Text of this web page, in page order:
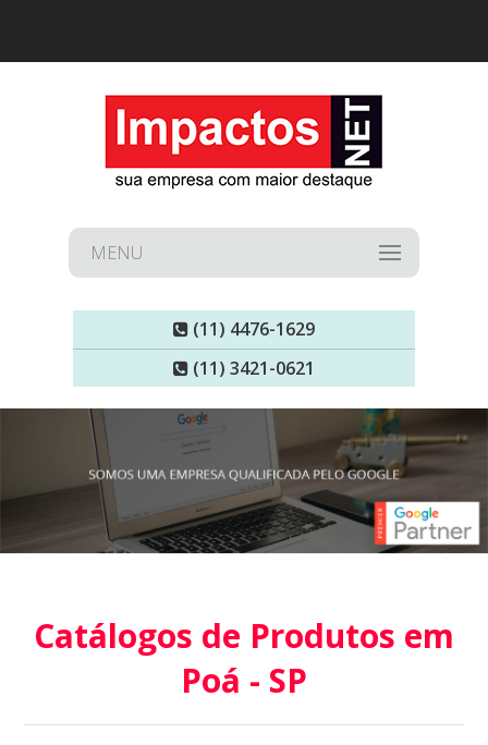
MENU
(11) 4476-1629
(11) 3421-0621
Catálogos de Produtos em
Poá - SP